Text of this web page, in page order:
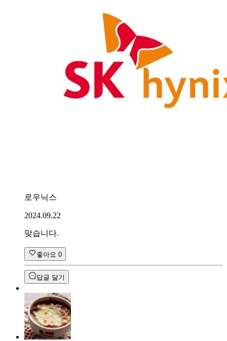
로우닉스
2024.09.22
맞습니다.
좋아요 0
답글 달기